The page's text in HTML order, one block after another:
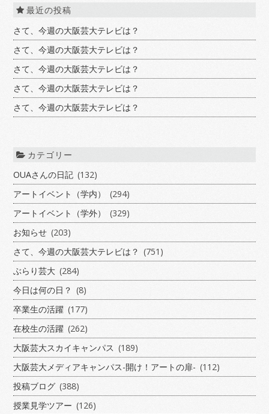
最近の投稿
さて、今週の大阪芸大テレビは？
さて、今週の大阪芸大テレビは？
さて、今週の大阪芸大テレビは？
さて、今週の大阪芸大テレビは？
さて、今週の大阪芸大テレビは？
カテゴリー
OUAさんの日記 (132)
アートイベント（学内）
(294)
アートイベント（学外）
(329)
お知らせ (203)
さて、今週の大阪芸大テレビは？ (751)
ぶらり芸大 (284)
今日は何の日？ (8)
卒業生の活躍 (177)
在校生の活躍 (262)
大阪芸大スカイキャンパス (189)
大阪芸大メディアキャンパス-開け！アートの扉- (112)
投稿ブログ (388)
授業見学ツアー (126)